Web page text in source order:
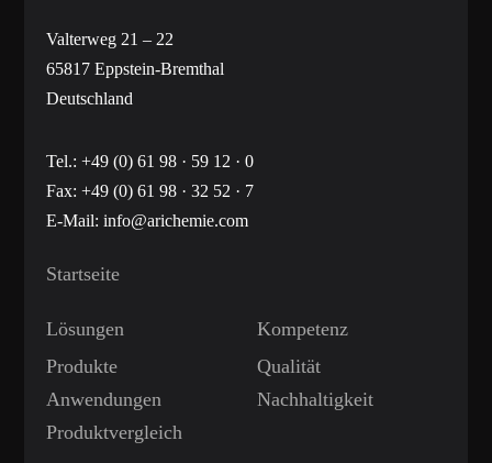
Valterweg 21 – 22
65817 Eppstein-Bremthal
Deutschland
Tel.:+49 (0) 61 98 · 59 12 · 0
Fax: +49 (0) 61 98 · 32 52 · 7
E-Mail:info@arichemie.com
Startseite
Lösungen
Produkte
Anwendungen
Produktvergleich
Kompetenz
Qualität
Nachhaltigkeit